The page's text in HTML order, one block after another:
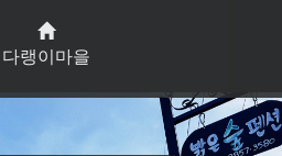
다랭이마을